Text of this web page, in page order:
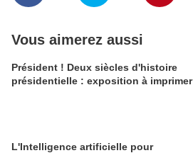
Vous aimerez aussi
Président ! Deux siècles d'histoire
présidentielle : exposition à imprimer
L'Intelligence artificielle pour